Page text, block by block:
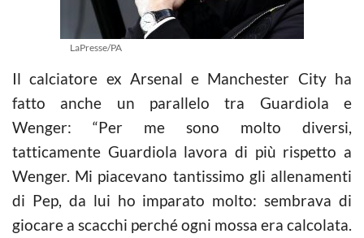
LaPresse/PA
Il calciatore ex Arsenal e Manchester City ha
fatto anche un parallelo tra Guardiola e
Wenger: “Per me sono molto diversi,
tatticamente Guardiola lavora di più rispetto a
Wenger. Mi piacevano tantissimo gli allenamenti
di Pep, da lui ho imparato molto: sembrava di
giocare a scacchi perché ogni mossa era calcolata.